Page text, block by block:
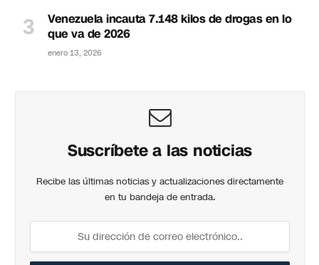
Venezuela incauta 7.148 kilos de drogas en lo
que va de 2026
enero 13, 2026
Suscríbete a las noticias
Recibe las últimas noticias y actualizaciones directamente
en tu bandeja de entrada.